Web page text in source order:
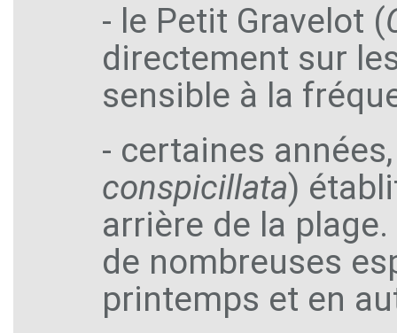
- le Petit Gravelot (
directement sur
sensible à la
- certaines
conspicillata)
arrière de la
de nombreuses
printemps et en